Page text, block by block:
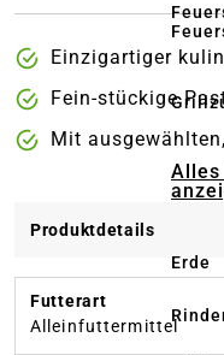
Alles
Erde
Einzigartiger
Fein-stückige
Mit
Produktdetails
Futterart
Alleinfuttermittel